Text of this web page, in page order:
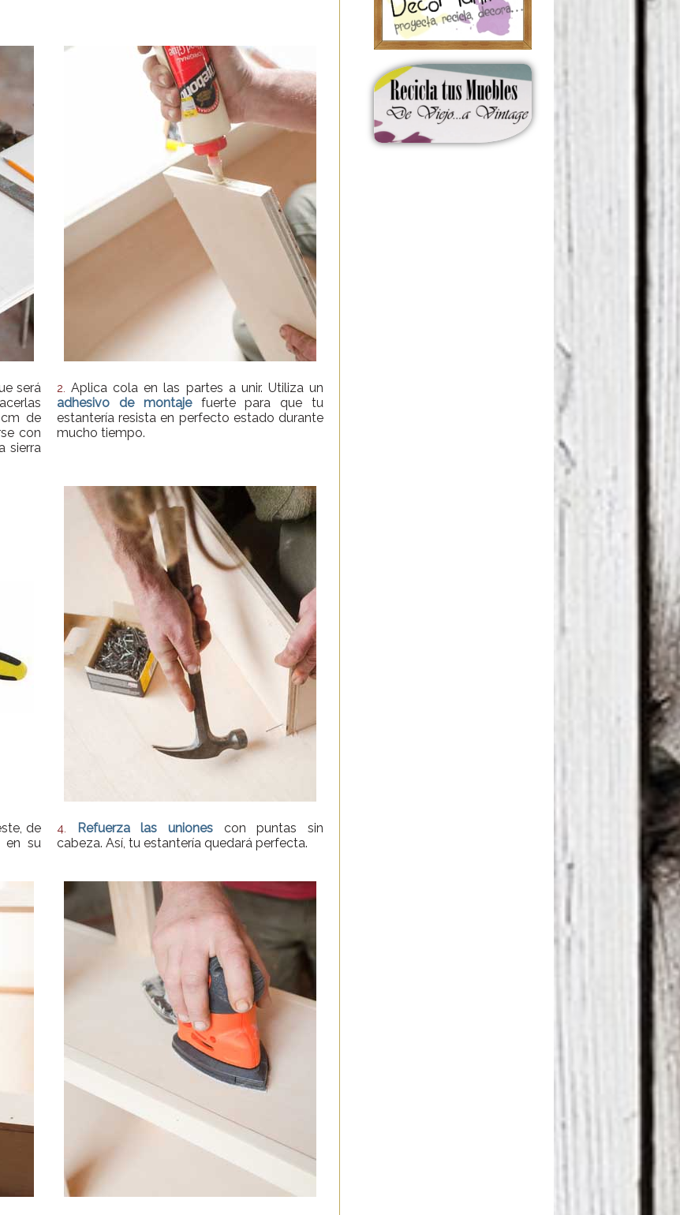
será
de
con
sierra
2.
Aplica cola en las partes a unir. Utiliza un
adhesivo de montajefuerte para que tu
estantería resista en perfecto estado durante
mucho tiempo.
de
en su
4. Refuerza las uniones con puntas sin
cabeza. Así, tu estantería quedará perfecta.